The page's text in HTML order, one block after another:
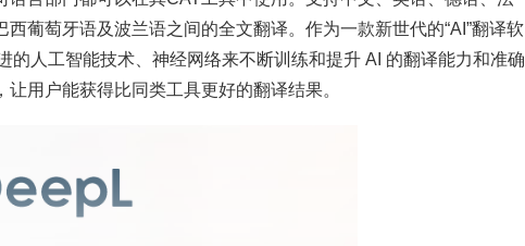
葡萄牙语及波兰语之间的全文翻译。作为一款新世代的“AI”翻译软
的人工智能技术、神经网络来不断训练和提升 AI 的翻译能力和准确
用户能获得比同类工具更好的翻译结果。